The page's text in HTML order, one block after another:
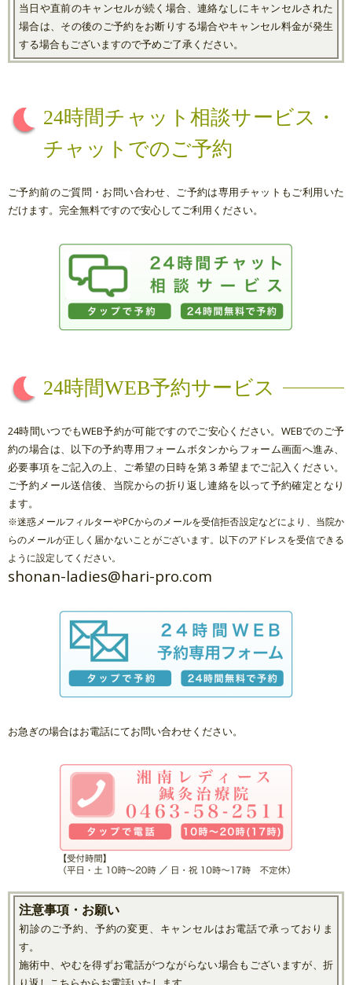
当日や直前のキャンセルが続く場合、連絡なしにキャンセルされた
場合は、その後のご予約をお断りする場合やキャンセル料金が発生
する場合もございますので予めご了承ください。
24時間チャット相談サービス・
チャットでのご予約
ご予約前のご質問・お問い合わせ、ご予約は専用チャットもご利用いた
だけます。完全無料ですので安心してご利用ください。
24時間WEB予約サービス
24時間いつでもWEB予約が可能ですのでご安心ください。WEBでのご予
約の場合は、以下の予約専用フォームボタンからフォーム画面へ進み、
必要事項をご記入の上、ご希望の日時を第３希望までご記入ください。
ご予約メール送信後、当院からの折り返し連絡を以って予約確定となり
ます。
※迷惑メールフィルターやPCからのメールを受信拒否設定などにより、当院か
らのメールが正しく届かないことがございます。以下のアドレスを受信できる
ように設定してください。
shonan-ladies@hari-pro.com
お急ぎの場合はお電話にてお問い合わせください。
注意事項・お願い
初診のご予約、予約の変更、キャンセルはお電話で承っておりま
す。
施術中、やむを得ずお電話がつながらない場合もございますが、折